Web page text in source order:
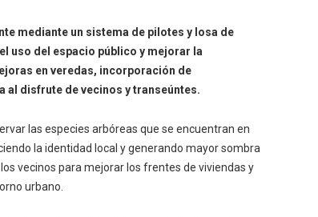
mediante un sistema de pilotes y losa de
uso del espacio público y mejorar la
en veredas, incorporación de
al disfrute de vecinos y transeúntes.
las especies arbóreas que se encuentran en
la identidad local y generando mayor sombra
vecinos para mejorar los frentes de viviendas y
urbano.